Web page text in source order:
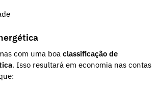
com uma boa classificação de
. Isso resultará em economia nas contas